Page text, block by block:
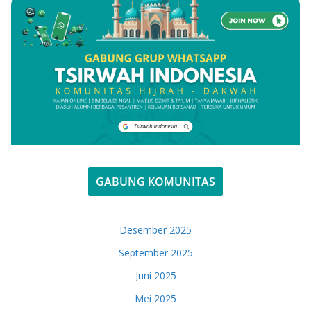
GABUNG KOMUNITAS
Desember 2025
September 2025
Juni 2025
Mei 2025